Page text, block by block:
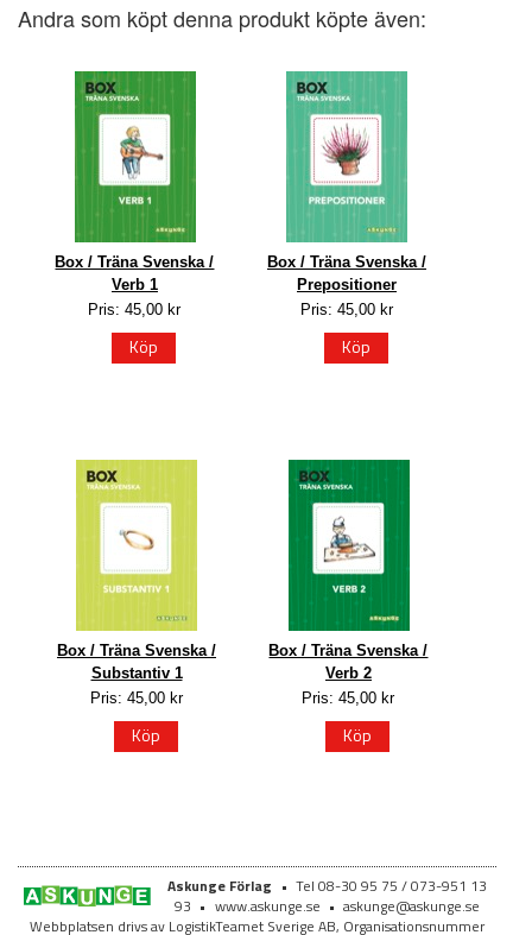
Andra som köpt denna produkt köpte även:
Box / Träna Svenska /
Verb 1
Pris: 45,00 kr
Köp
Box / Träna Svenska /
Prepositioner
Pris: 45,00 kr
Köp
Box / Träna Svenska /
Substantiv 1
Pris: 45,00 kr
Köp
Box / Träna Svenska /
Verb 2
Pris: 45,00 kr
Köp
Askunge Förlag • Tel 08-30 95 75 / 073-951 13
93 • www.askunge.se • askunge@askunge.se
Webbplatsen drivs av LogistikTeamet Sverige AB, Organisationsnummer